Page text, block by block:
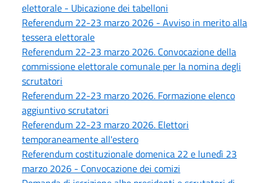
elettorale - Ubicazione dei tabelloni
Referendum 22-23 marzo 2026 - Avviso in merito alla
tessera elettorale
Referendum 22-23 marzo 2026. Convocazione della
commissione elettorale comunale per la nomina degli
scrutatori
Referendum 22-23 marzo 2026. Formazione elenco
aggiuntivo scrutatori
Referendum 22-23 marzo 2026. Elettori
temporaneamente all'estero
Referendum costituzionale domenica 22 e lunedì 23
marzo 2026 - Convocazione dei comizi